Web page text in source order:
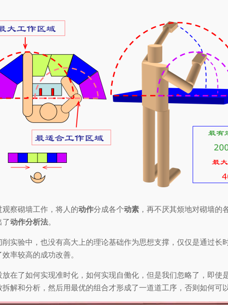
察砌墙工作，将人的动作分成各个动素 ，再不厌其烦地对砌墙的
了动作分析法。
削实验中，也没有高大上的理论基础作为思想支撑，仅仅是通过
率较高的成功改善。
在了如何实现准时化，如何实现自働化，但是我们忽略了，即
解和分析，然后用最优的组合才形成了一道道工序，否则如何可